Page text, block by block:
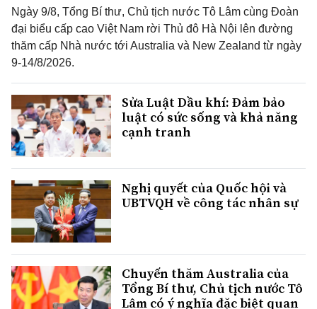
Ngày 9/8, Tổng Bí thư, Chủ tịch nước Tô Lâm cùng Đoàn
đại biểu cấp cao Việt Nam rời Thủ đô Hà Nội lên đường
thăm cấp Nhà nước tới Australia và New Zealand từ ngày
9-14/8/2026.
Sửa Luật Dầu khí: Đảm bảo
luật có sức sống và khả năng
cạnh tranh
Nghị quyết của Quốc hội và
UBTVQH về công tác nhân sự
Chuyến thăm Australia của
Tổng Bí thư, Chủ tịch nước Tô
Lâm có ý nghĩa đặc biệt quan